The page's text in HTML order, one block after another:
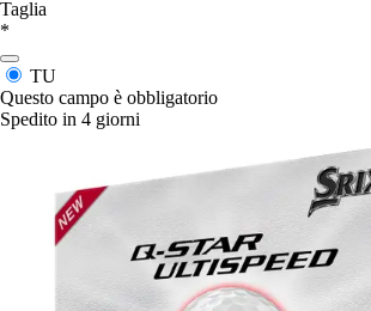
Taglia
*
TU
Questo campo è obbligatorio
Spedito in 4 giorni